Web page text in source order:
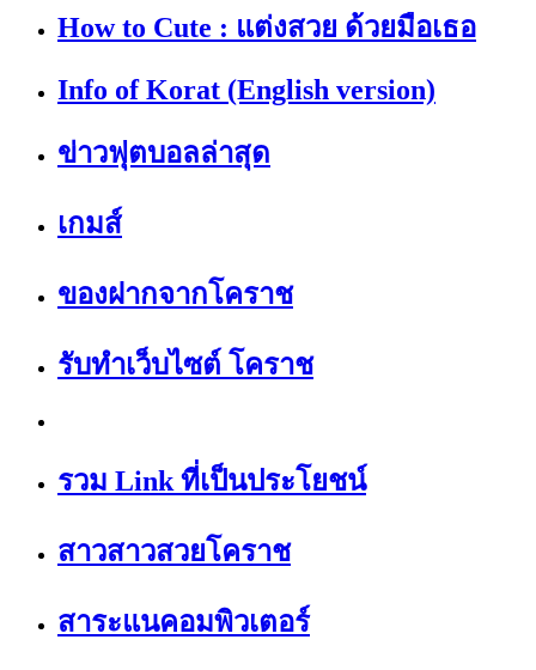
How to Cute : แต่งสวย ด้วยมือเธอ
Info of Korat (English version)
ข่าวฟุตบอลล่าสุด
เกมส์
ของฝากจากโคราช
รับทำเว็บไซต์ โคราช
รวม Link ที่เป็นประโยชน์
สาวสาวสวยโคราช
สาระแนคอมพิวเตอร์